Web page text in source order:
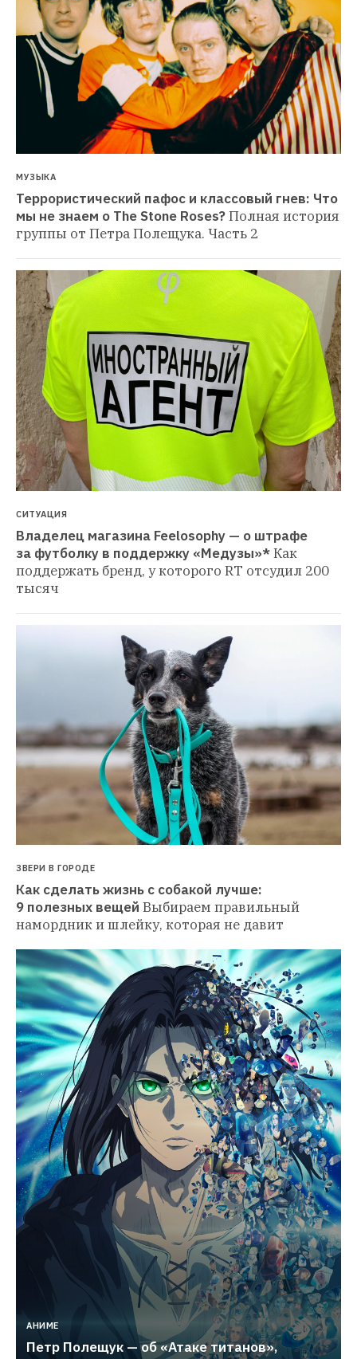
МУЗЫКА
Террористический пафос и классовый гнев: Что
мы не знаем о The Stone Roses?Полная история
группы от Петра Полещука. Часть 2
СИТУАЦИЯ
Владелец магазина Feelosophy — о штрафе
за футболку в поддержку «Медузы»*Как
поддержать бренд, у которого RT отсудил 200
тысяч
ЗВЕРИ В ГОРОДЕ
Как сделать жизнь с собакой лучше:
9 полезных вещей Выбираем правильный
намордник и шлейку, которая не давит
АНИМЕ
Петр Полещук — об «Атаке титанов»,